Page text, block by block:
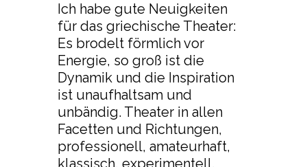
Ich habe gute Neuigkeiten
für das griechische Theater:
Es brodelt förmlich vor
Energie, so groß ist die
Dynamik und die Inspiration
ist unaufhaltsam und
unbändig. Theater in allen
Facetten und Richtungen,
professionell, amateurhaft,